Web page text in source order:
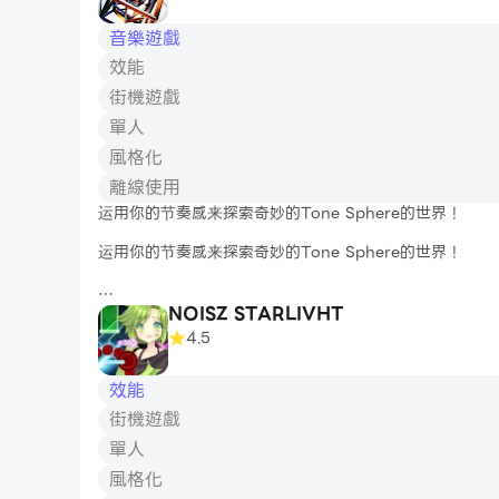
遇到问题了吗？发送电子邮件至
步。 但要小心，不要觸摸白色瓷磚！
與全球 11 億玩家一起踏上節奏！ 立即下載鋼琴塊 2™！
=== 鋼琴塊 2™ 功能 ===
🎹 鋼琴音樂遊戲 🎹
- 超過 700+ 首歌曲！
- 您熟悉且喜愛的古典鋼琴曲
- 來自世界各地的最受歡迎的民間音樂
- 來自其他玩家的原始曲目（將您的曲目發送給我們！）
- 經常添加音樂，激發新的熱門歌曲！
- 點擊獎勵挑戰並成為明星！
- 完成每日任務和活動即可獲得獎勵
- 排行榜挑戰：看看你在全球的排名如何！
- 與伴奏、雙塊、滑塊等的協調！
🎼 音樂遊戲模式 🎼
音樂遊戲
效能
街機遊戲
單人
風格化
離線使用
运用你的节奏感来探索奇妙的Tone Sphere的世界！
运用你的节奏感来探索奇妙的Tone Sphere的世界！
你知道，這是世界上最宇宙的節奏動作遊戲。
超過70首歌曲，250個關卡和Sphere Map中的冒險等著
NOISZ STARLIVHT
4.5
效能
街機遊戲
單人
風格化